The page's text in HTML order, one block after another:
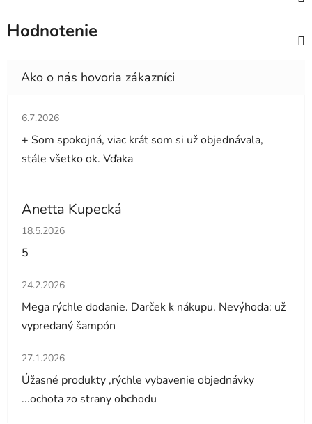
Hodnotenie
Hodnotenie obchodu je 5 z 5 hviezdičiek.
6.7.2026
+ Som spokojná, viac krát som si už objednávala,
stále všetko ok. Vďaka
Anetta Kupecká
Hodnotenie obchodu je 5 z 5 hviezdičiek.
18.5.2026
5
Hodnotenie obchodu je 5 z 5 hviezdičiek.
24.2.2026
Mega rýchle dodanie. Darček k nákupu. Nevýhoda: už
vypredaný šampón
Hodnotenie obchodu je 5 z 5 hviezdičiek.
27.1.2026
Úžasné produkty ,rýchle vybavenie objednávky
...ochota zo strany obchodu